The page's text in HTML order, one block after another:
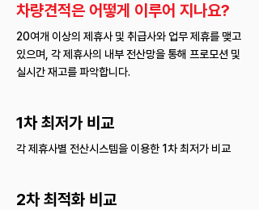
차량견적은 어떻게 이루어 지나요?
20여개 이상의 제휴사 및 취급사와 업무 제휴를 맺고
있으며, 각 제휴사의 내부 전산망을 통해 프로모션 및
실시간 재고를 파악합니다.
1차 최저가 비교
각 제휴사별 전산시스템을 이용한 1차 최저가 비교
2차 최적화 비교